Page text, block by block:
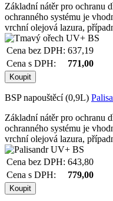
Základní nátěr pro ochranu
ochranného systému je
vrchní olejová lazura,
Cena bez DPH: 637,19
Cena s DPH:
771,00
BSP napouštěcí (0,9L)
Základní nátěr pro ochranu
ochranného systému je
vrchní olejová lazura,
Cena bez DPH: 643,80
Cena s DPH:
779,00